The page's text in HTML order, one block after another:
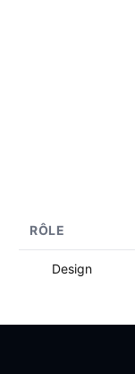
RÔLE
Design